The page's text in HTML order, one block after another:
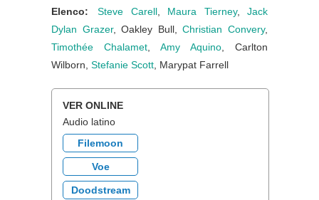
Elenco:
Steve Carell, Maura Tierney, Jack
Dylan Grazer, Oakley Bull,Christian Convery,
Timothée Chalamet
Amy Aquino , Carlton
Wilborn, Stefanie Scott , Marypat Farrell
VER ONLINE
Audio latino
Filemoon
Voe
Doodstream